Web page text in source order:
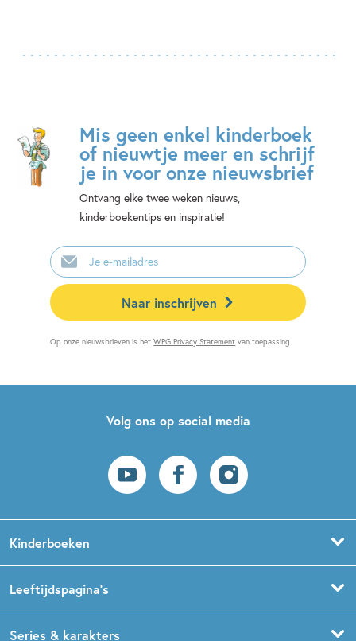
Mis geen enkel kinderboek
of nieuwtje meer en schrijf
je in voor onze nieuwsbrief
Ontvang elke twee weken nieuws,
kinderboekentips en inspiratie!
E-
mailadres
Naar inschrijven
Op onze nieuwsbrieven is hetWPG Privacy Statement van toepassing.
Volg ons op social media
Kinderboeken
Prentenboeken
Leeftijdspagina’s
Series & karakters